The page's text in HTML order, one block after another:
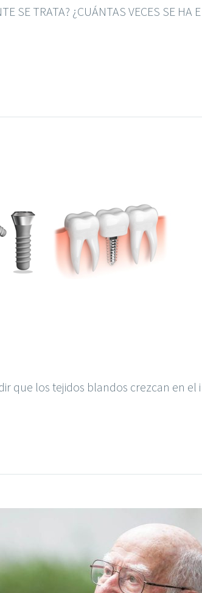
SE TRATA? ¿CUÁNTAS VECES SE
que los tejidos blandos crezcan en